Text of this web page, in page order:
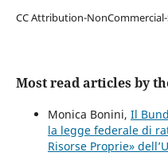
CC Attribution-NonCommercial-
Most read articles by
Monica Bonini, Il
la legge federale di
Risorse Proprie»